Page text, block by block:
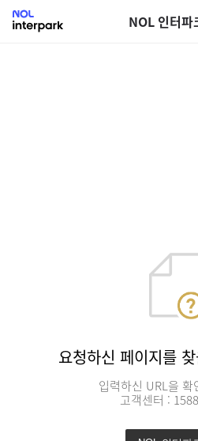
NOL 인터파
요청하신 페이지를
입력하신 URL을 확
고객센터 :